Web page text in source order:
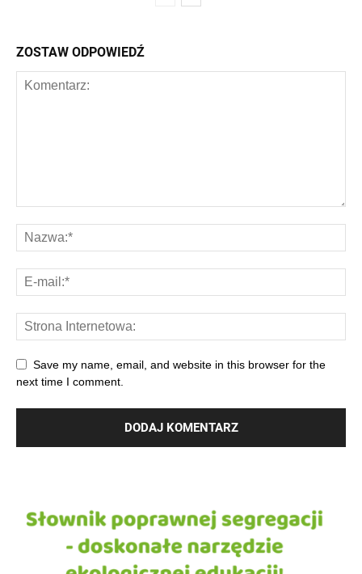
ZOSTAW ODPOWIEDŹ
Save my name, email, and website in this browser for the
next time I comment.